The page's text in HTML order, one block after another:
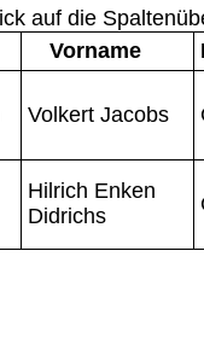
auf die
Vorname
Volkert Jacobs
Hilrich Enken
Didrichs